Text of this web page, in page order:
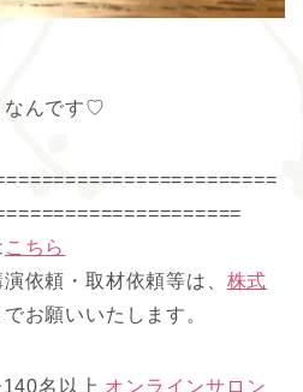
なんです♡
こちら
依頼・取材依頼等は、 株式
でお願いいたします。
名以上 オンラインサロン